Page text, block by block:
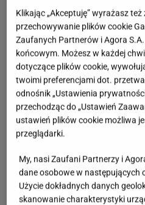
Klikając „Akceptuję” wyrażasz
przechowywanie plików cookie
Zaufanych Partnerów i Agora
końcowym. Możesz w każdej
dotyczące plików cookie,
twoimi preferencjami dot.
odnośnik „Ustawienia
przechodząc do „Ustawień
ustawień plików cookie możliwa
przeglądarki.
My, nasi Zaufani Partnerzy i
dane osobowe w następujących
Użycie dokładnych danych
skanowanie charakterystyki